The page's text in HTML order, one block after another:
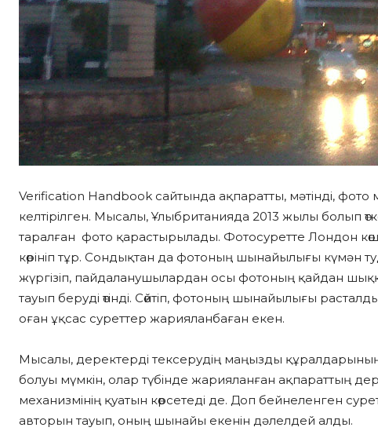
Verification Handbook сайтында ақпаратты, мәтінді,
келтірілген. Мысалы, Ұлыбританияда 2013 жылы болып
таралған фото қарастырылады. Фотосуретте Лондон
көрініп тұр. Сондықтан да фотоның шынайылығы күмән
жүргізіп, пайдаланушылардан осы фотоның қайдан
тауып беруді өтінді. Сөйтіп, фотоның шынайылығы
оған ұқсас суреттер жарияланбаған екен.
Мысалы, деректерді тексерудің маңызды
болуы мүмкін, олар түбінде жарияланған ақпараттың
механизмінің қуатын көрсетеді де. Доп бейнеленген
авторын тауып, оның шынайы екенін дәлелдей алды.